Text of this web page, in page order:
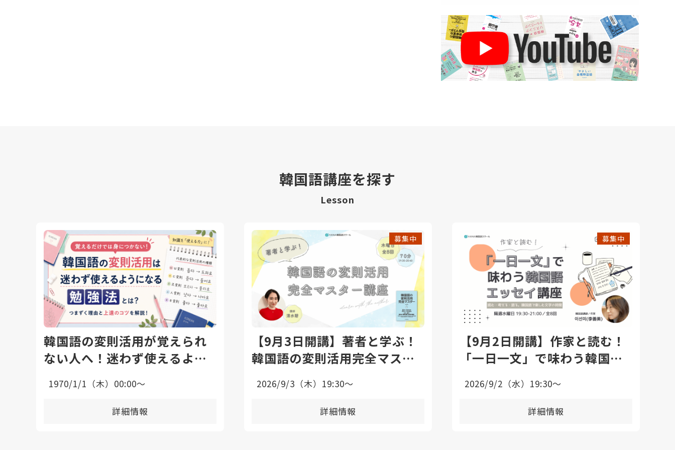
韓国語講座を探す
Lesson
韓国語の変則活用が覚えられ
ない人へ！迷わず使えるよう
1970/1/1（木）00:00〜
詳細情報
募集中
【9月3日開講】著者と学ぶ！
韓国語の変則活用完全マスタ
2026/9/3（木）19:30〜
詳細情報
募集中
【9月2日開講】作家と読む！
「一日一文」で味わう韓国語
2026/9/2（水）19:30〜
詳細情報